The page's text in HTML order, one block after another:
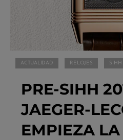
ACTUALIDAD RELOJES SIHH
PRE-SIHH
JAEGER-
EMPIEZA LA